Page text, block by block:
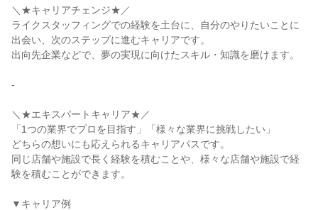
＼★キャリアチェンジ★／
ライクスタッフィングでの経験を土台に、自分のやりたいことに
出会い、次のステップに進むキャリアです。
出向先企業などで、夢の実現に向けたスキル・知識を磨けます。
-
＼★エキスパートキャリア★／
「1つの業界でプロを目指す」「様々な業界に挑戦したい」
どちらの想いにも応えられるキャリアパスです。
同じ店舗や施設で長く経験を積むことや、様々な店舗や施設で経
験を積むことができます。
▼キャリア例